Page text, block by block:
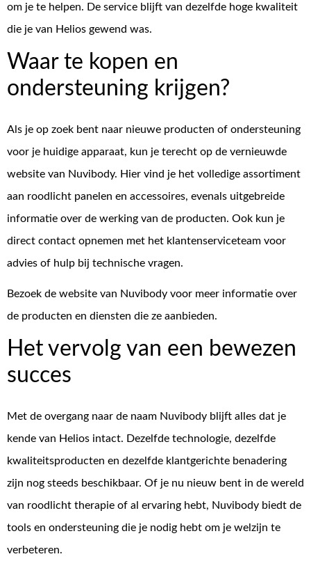
om je te helpen. De service blijft van dezelfde hoge kwaliteit
die je van Helios gewend was.
Waar te kopen en
ondersteuning krijgen?
Als je op zoek bent naar nieuwe producten of ondersteuning
voor je huidige apparaat, kun je terecht op de vernieuwde
website van Nuvibody. Hier vind je het volledige assortiment
aan roodlicht panelen en accessoires, evenals uitgebreide
informatie over de werking van de producten. Ook kun je
direct contact opnemen met het klantenserviceteam voor
advies of hulp bij technische vragen.
Bezoek de website van Nuvibody voor meer informatie over
de producten en diensten die ze aanbieden.
Het vervolg van een bewezen
succes
Met de overgang naar de naam Nuvibody blijft alles dat je
kende van Helios intact. Dezelfde technologie, dezelfde
kwaliteitsproducten en dezelfde klantgerichte benadering
zijn nog steeds beschikbaar. Of je nu nieuw bent in de wereld
van roodlicht therapie of al ervaring hebt, Nuvibody biedt de
tools en ondersteuning die je nodig hebt om je welzijn te
verbeteren.